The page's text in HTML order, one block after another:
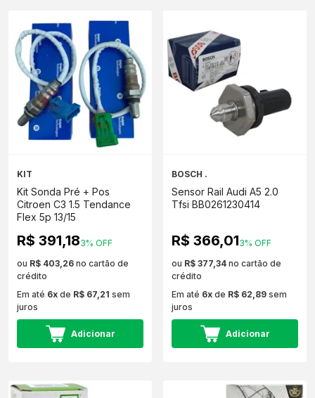
KIT
Kit Sonda Pré + Pos
Citroen C3 1.5 Tendance
Flex 5p 13/15
R$ 391,183% OFF
ou R$ 403,26 no cartão de
crédito
Em até 6x de R$ 67,21 sem
juros
Adicionar
BOSCH .
Sensor Rail Audi A5 2.0
Tfsi BB0261230414
R$ 366,013% OFF
ou R$ 377,34 no cartão de
crédito
Em até 6x de R$ 62,89 sem
juros
Adicionar